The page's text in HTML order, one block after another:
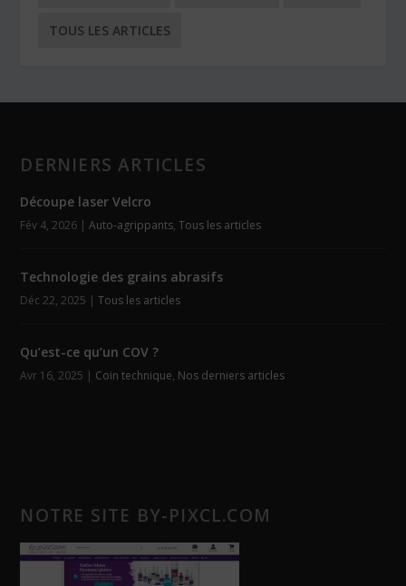
TOUS LES ARTICLES
DERNIERS ARTICLES
Découpe laser Velcro
Fév 4, 2026 |Auto-agrippants,Tous les articles
Technologie des grains abrasifs
Déc 22, 2025 |Tous les articles
Qu’est-ce qu’un COV ?
Avr 16, 2025 | Coin technique, Nos derniers articles
NOTRE SITE BY-PIXCL.COM